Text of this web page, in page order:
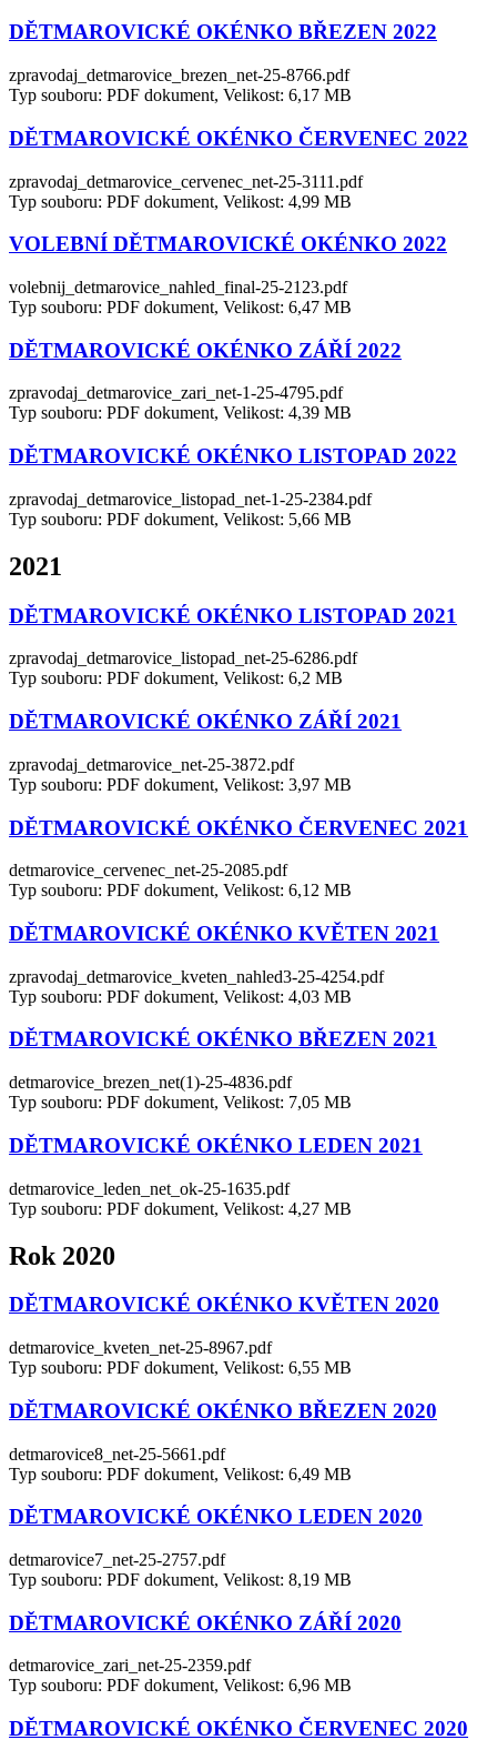
DĚTMAROVICKÉ OKÉNKO BŘEZEN 2022
zpravodaj_detmarovice_brezen_net-25-8766.pdf
Typ souboru: PDF dokument, Velikost: 6,17 MB
DĚTMAROVICKÉ OKÉNKO ČERVENEC 2022
zpravodaj_detmarovice_cervenec_net-25-3111.pdf
Typ souboru: PDF dokument, Velikost: 4,99 MB
VOLEBNÍ DĚTMAROVICKÉ OKÉNKO 2022
volebnij_detmarovice_nahled_final-25-2123.pdf
Typ souboru: PDF dokument, Velikost: 6,47 MB
DĚTMAROVICKÉ OKÉNKO ZÁŘÍ 2022
zpravodaj_detmarovice_zari_net-1-25-4795.pdf
Typ souboru: PDF dokument, Velikost: 4,39 MB
DĚTMAROVICKÉ OKÉNKO LISTOPAD 2022
zpravodaj_detmarovice_listopad_net-1-25-2384.pdf
Typ souboru: PDF dokument, Velikost: 5,66 MB
2021
DĚTMAROVICKÉ OKÉNKO LISTOPAD 2021
zpravodaj_detmarovice_listopad_net-25-6286.pdf
Typ souboru: PDF dokument, Velikost: 6,2 MB
DĚTMAROVICKÉ OKÉNKO ZÁŘÍ 2021
zpravodaj_detmarovice_net-25-3872.pdf
Typ souboru: PDF dokument, Velikost: 3,97 MB
DĚTMAROVICKÉ OKÉNKO ČERVENEC 2021
detmarovice_cervenec_net-25-2085.pdf
Typ souboru: PDF dokument, Velikost: 6,12 MB
DĚTMAROVICKÉ OKÉNKO KVĚTEN 2021
zpravodaj_detmarovice_kveten_nahled3-25-4254.pdf
Typ souboru: PDF dokument, Velikost: 4,03 MB
DĚTMAROVICKÉ OKÉNKO BŘEZEN 2021
detmarovice_brezen_net(1)-25-4836.pdf
Typ souboru: PDF dokument, Velikost: 7,05 MB
DĚTMAROVICKÉ OKÉNKO LEDEN 2021
detmarovice_leden_net_ok-25-1635.pdf
Typ souboru: PDF dokument, Velikost: 4,27 MB
Rok 2020
DĚTMAROVICKÉ OKÉNKO KVĚTEN 2020
detmarovice_kveten_net-25-8967.pdf
Typ souboru: PDF dokument, Velikost: 6,55 MB
DĚTMAROVICKÉ OKÉNKO BŘEZEN 2020
detmarovice8_net-25-5661.pdf
Typ souboru: PDF dokument, Velikost: 6,49 MB
DĚTMAROVICKÉ OKÉNKO LEDEN 2020
detmarovice7_net-25-2757.pdf
Typ souboru: PDF dokument, Velikost: 8,19 MB
DĚTMAROVICKÉ OKÉNKO ZÁŘÍ 2020
detmarovice_zari_net-25-2359.pdf
Typ souboru: PDF dokument, Velikost: 6,96 MB
DĚTMAROVICKÉ OKÉNKO ČERVENEC 2020